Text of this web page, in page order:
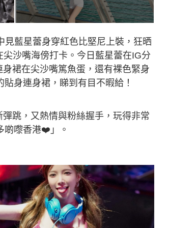
藍星蕾身穿紅色比堅尼上裝，狂晒
沙嘴海傍打卡。今日藍星蕾在IG分
裙在尖沙嘴篤魚蛋，還有裸色緊身
身連身裙，睇到有目不暇給！
跳，又熱情與粉絲握手，玩得非常
啲嚟香港❤️」。